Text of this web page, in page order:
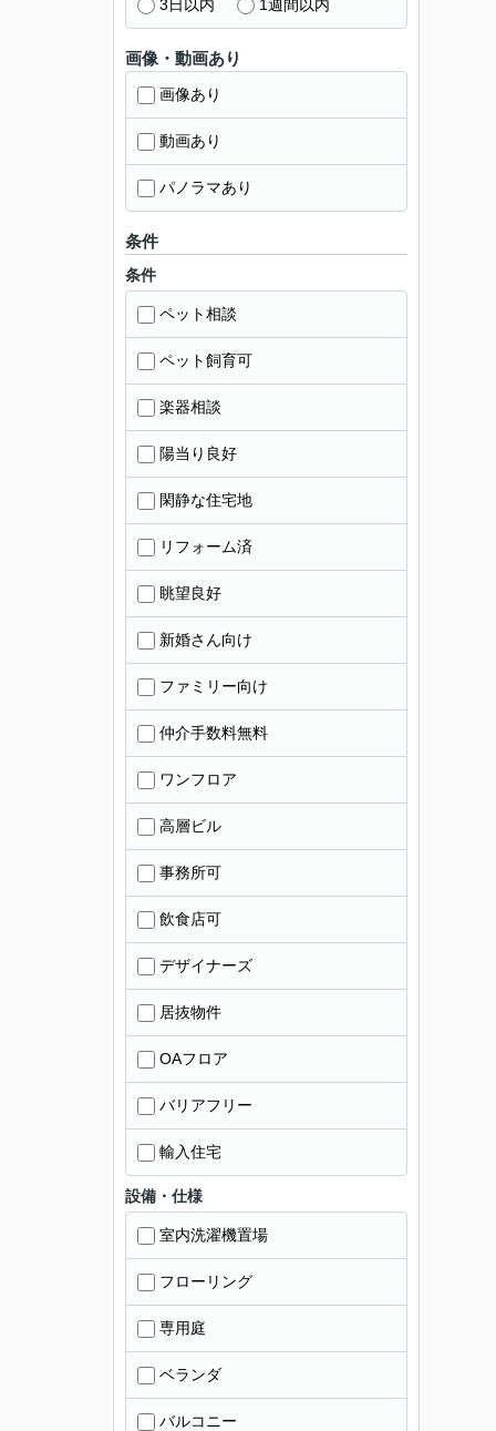
3日以内 1週間以内
画像・動画あり
画像あり
動画あり
パノラマあり
条件
条件
ペット相談
ペット飼育可
楽器相談
陽当り良好
閑静な住宅地
リフォーム済
眺望良好
新婚さん向け
ファミリー向け
仲介手数料無料
ワンフロア
高層ビル
事務所可
飲食店可
デザイナーズ
居抜物件
OAフロア
バリアフリー
輸入住宅
設備・仕様
室内洗濯機置場
フローリング
専用庭
ベランダ
バルコニー